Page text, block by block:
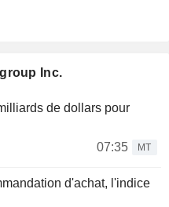
Inc.
de dollars pour
07:35
MT
d'achat, l'indice